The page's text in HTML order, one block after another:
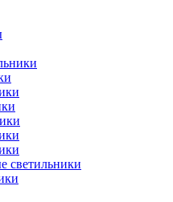
светильники